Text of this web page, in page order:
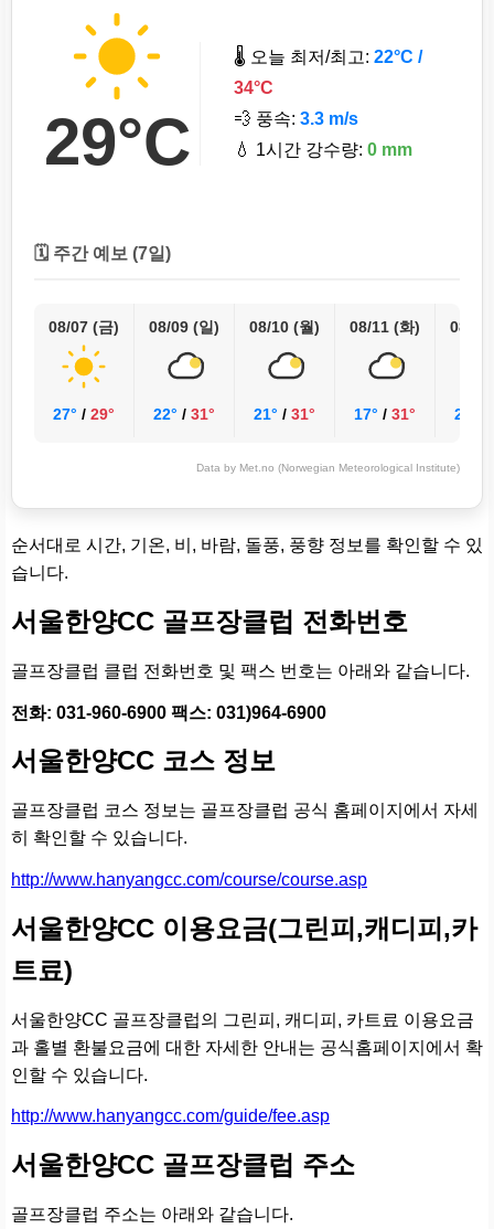
29°C
🌡️ 오늘 최저/최고: 22°C /
34°C
💨 풍속: 3.3 m/s
💧 1시간 강수량: 0 mm
🗓️ 주간 예보 (7일)
08/07 (금)
27° / 29°
08/09 (일)
22° / 31°
08/10 (월)
21° / 31°
08/11 (화)
17° / 31°
08/12
22°
Data by Met.no (Norwegian Meteorological Institute)
순서대로 시간, 기온, 비, 바람, 돌풍, 풍향 정보를 확인할 수 있
습니다.
서울한양CC 골프장클럽 전화번호
골프장클럽 클럽 전화번호 및 팩스 번호는 아래와 같습니다.
전화: 031-960-6900 팩스: 031)964-6900
서울한양CC 코스 정보
골프장클럽 코스 정보는 골프장클럽 공식 홈페이지에서 자세
히 확인할 수 있습니다.
http://www.hanyangcc.com/course/course.asp
서울한양CC 이용요금(그린피,캐디피,카
트료)
서울한양CC 골프장클럽의 그린피, 캐디피, 카트료 이용요금
과 홀별 환불요금에 대한 자세한 안내는 공식홈페이지에서 확
인할 수 있습니다.
http://www.hanyangcc.com/guide/fee.asp
서울한양CC 골프장클럽 주소
골프장클럽 주소는 아래와 같습니다.